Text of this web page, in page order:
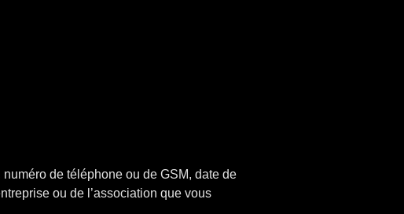
de téléphone ou de GSM, date de
ou de l’association que vous